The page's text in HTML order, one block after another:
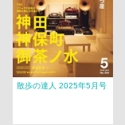
散歩の達人 2025年5月号